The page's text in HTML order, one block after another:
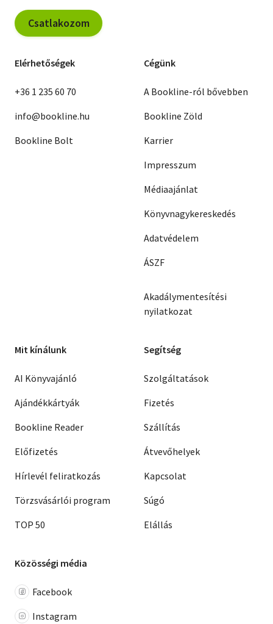
Csatlakozom
Elérhetőségek
+36 1 235 60 70
info@bookline.hu
Bookline Bolt
Cégünk
A Bookline-ról bővebben
Bookline Zöld
Karrier
Impresszum
Médiaajánlat
Könyvnagykereskedés
Adatvédelem
ÁSZF
Akadálymentesítési
nyilatkozat
Mit kínálunk
AI Könyvajánló
Ajándékkártyák
Bookline Reader
Előfizetés
Hírlevél feliratkozás
Törzsvásárlói program
TOP 50
Segítség
Szolgáltatások
Fizetés
Szállítás
Átvevőhelyek
Kapcsolat
Súgó
Elállás
Közösségi média
Facebook
Instagram